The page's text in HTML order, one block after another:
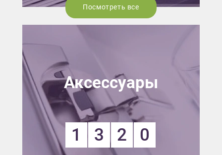
Посмотреть все
Аксессуары
1 3 2 0